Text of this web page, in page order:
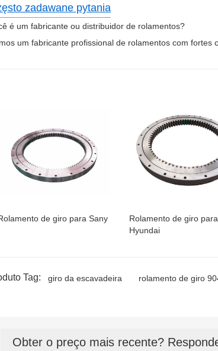
zadawane pytania
é um fabricante ou distribuidor de rolamentos?
um fabricante profissional de rolamentos com fortes
de giro para Sany
Rolamento de giro para
Hyundai
Tag: giro da escavadeira rolamento de giro
Obter o preço mais recente?